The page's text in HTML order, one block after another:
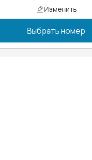
Изменить
Выбрать номер